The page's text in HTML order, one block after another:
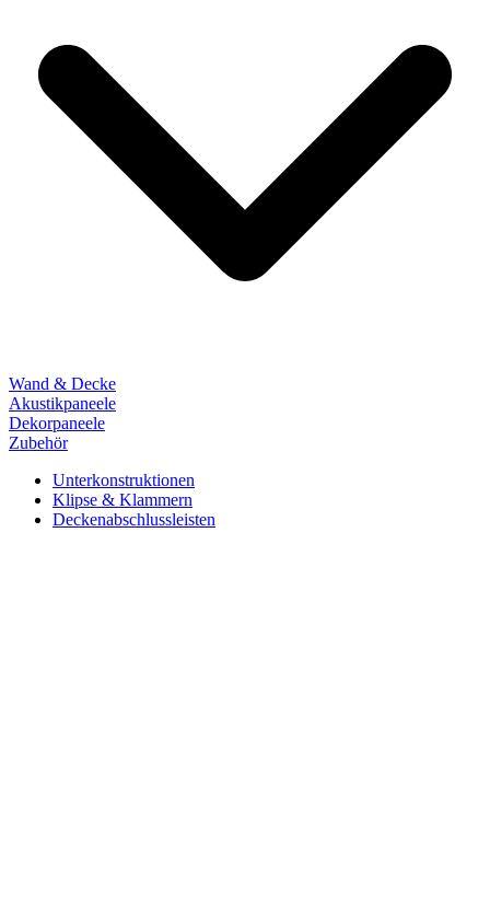
Wand & Decke
Akustikpaneele
Dekorpaneele
Zubehör
Unterkonstruktionen
Klipse & Klammern
Deckenabschlussleisten